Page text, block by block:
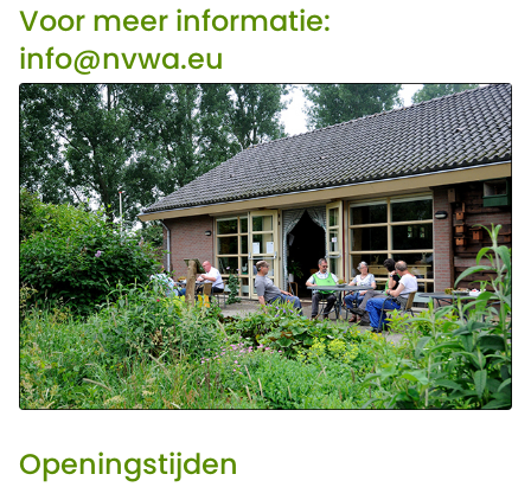
Voor meer informatie:
info@nvwa.eu
Openingstijden